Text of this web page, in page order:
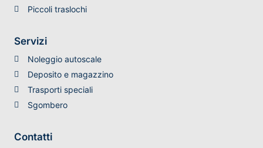
Piccoli traslochi
Servizi
Noleggio autoscale
Deposito e magazzino
Trasporti speciali
Sgombero
Contatti